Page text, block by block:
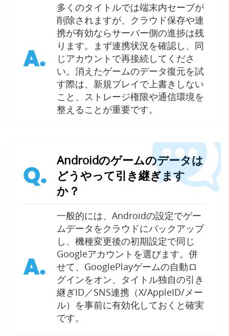
A.
多くのタイトルでは端末内セーブが
削除されますが、クラウド保存や連
携が有効ならサーバー側の進捗は残
ります。まず連携状況を確認し、同
じアカウントで再接続してくださ
い。消えたゲームのデータ復元を試
す際は、新規プレイで上書きしない
こと、ストレージ権限や通信環境を
整えることが重要です。
Q.
Androidのゲームのデータは
どうやって引き継ぎます
か？
A.
一般的には、Androidの設定でゲー
ムデータをクラウドにバックアップ
し、機種変更後の初期設定で同じ
Googleアカウントを選びます。併
せて、GooglePlayゲームの自動ロ
グインをオン、タイトル独自の引き
継ぎID／SNS連携（X/AppleID/メー
ル）を事前に有効化しておくと確実
です。